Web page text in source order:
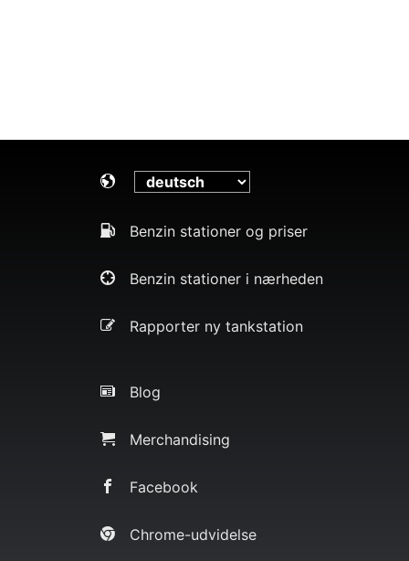
Benzin stationer og priser
Benzin stationer i nærheden
Rapporter ny tankstation
Blog
Merchandising
Facebook
Chrome-udvidelse